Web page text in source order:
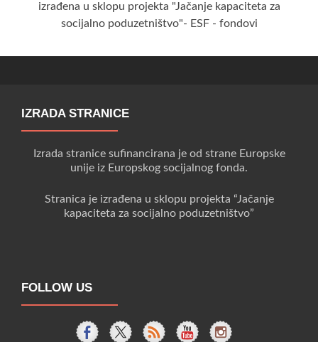
izrađena u sklopu projekta "Jačanje kapaciteta za
socijalno poduzetništvo"- ESF - fondovi
IZRADA STRANICE
Izrada stranice sufinancirana je od strane Europske
unije iz Europskog socijalnog fonda.
Stranica je izrađena u sklopu projekta “Jačanje
kapaciteta za socijalno poduzetništvo”
FOLLOW US